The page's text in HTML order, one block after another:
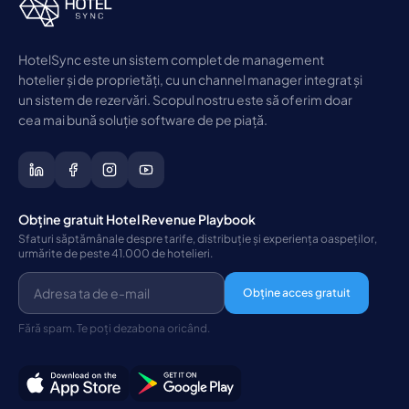
HotelSync este un sistem complet de management
hotelier și de proprietăți, cu un channel manager integrat și
un sistem de rezervări. Scopul nostru este să oferim doar
cea mai bună soluție software de pe piață.
Obține gratuit Hotel Revenue Playbook
Sfaturi săptămânale despre tarife, distribuție și experiența oaspeților,
urmărite de peste 41.000 de hotelieri.
Obține acces gratuit
Fără spam. Te poți dezabona oricând.